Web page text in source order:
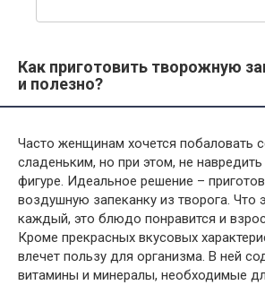
о
к
Как приготовить творожную
и полезно?
Часто женщинам хочется побаловать
сладеньким, но при этом, не
фигуре. Идеальное решение –
воздушную запеканку из творога. Что
каждый, это блюдо понравится и
Кроме прекрасных вкусовых
влечет пользу для организма. В ней
витамины и минералы, необходимые